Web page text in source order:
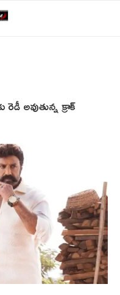
అవుతున్న క్రాక్